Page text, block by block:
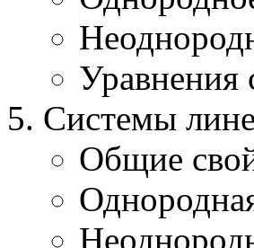
Уравнения
Системы
Общие